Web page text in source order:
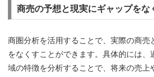
商売の予想と現実にギャップをな
商圏分析を活用することで、実際の商売
をなくすことができます。具体的には、
域の特徴を分析することで、将来の売上